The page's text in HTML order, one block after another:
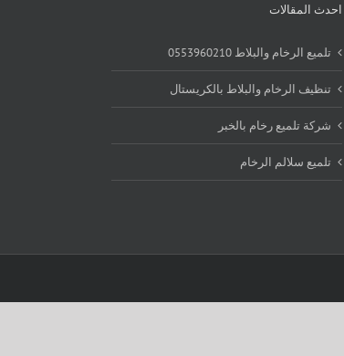
احدث المقالات
تلميع الرخام والبلاط 0553960210
تنظيف الرخام والبلاط بالكريستال
شركة تلميع رخام بالخبر
تلميع سلالم الرخام